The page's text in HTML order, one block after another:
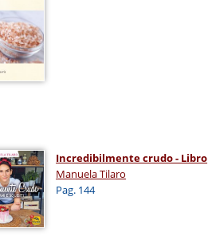
Incredibilmente crudo - Libro
Manuela Tilaro
Pag. 144